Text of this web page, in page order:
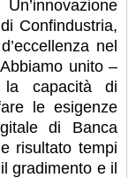
Confindustria,
nel
unito –
la capacità di
le esigenze
di Banca
risultato tempi
gradimento e il